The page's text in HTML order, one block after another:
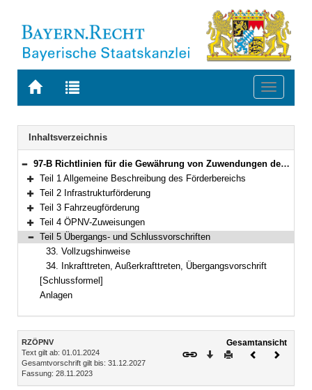
Zur
BAYERN.RECHT
Zur
letzten
Suche
Toggle
Navigation
Inhaltsverzeichnis
Bereich reduzieren
97-B Richtlinien für die Gewährung von Zuwendungen des Freistaates Bayern für den öffentlichen Personennahverkehr (ÖPNV-Zuwendungsrichtlinien – RZÖPNV) Gemeinsame Bekanntmachung der Bayerischen Staatsministerien für Wohnen, Bau und Verkehr sowie der Finanzen und für Heimat vom 28. November 2023, Az. 52-3524-2-6 und 62-FV 6220-1/58 (BayMBl. Nr. 622 )
Bereich erweitern
Teil 1 Allgemeine Beschreibung des Förderbereichs
Bereich erweitern
Teil 2 Infrastrukturförderung
Bereich erweitern
Teil 3 Fahrzeugförderung
Bereich erweitern
Teil 4 ÖPNV-Zuweisungen
Bereich reduzieren
Teil 5 Übergangs- und Schlussvorschriften
33. Vollzugshinweise
34. Inkrafttreten, Außerkrafttreten, Übergangsvorschrift
[Schlussformel]
Anlagen
Inhalt
RZÖPNV
Text gilt ab: 01.01.2024
Gesamtvorschrift gilt bis: 31.12.2027
Fassung: 28.11.2023
Gesamtansicht
Download
DruckenVorheriges